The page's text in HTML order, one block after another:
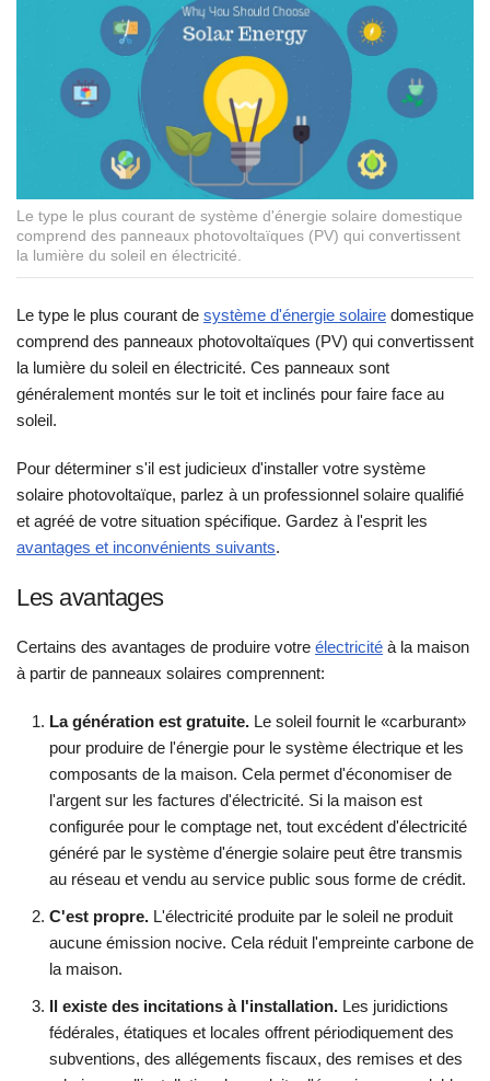
Le type le plus courant de système d'énergie solaire domestique
comprend des panneaux photovoltaïques (PV) qui convertissent
la lumière du soleil en électricité.
Le type le plus courant de système d'énergie solaire domestique
comprend des panneaux photovoltaïques (PV) qui convertissent
la lumière du soleil en électricité. Ces panneaux sont
généralement montés sur le toit et inclinés pour faire face au
soleil.
Pour déterminer s'il est judicieux d'installer votre système
solaire photovoltaïque, parlez à un professionnel solaire qualifié
et agréé de votre situation spécifique. Gardez à l'esprit les
avantages et inconvénients suivants.
Les avantages
Certains des avantages de produire votre électricité à la maison
à partir de panneaux solaires comprennent:
La génération est gratuite. Le soleil fournit le «carburant»
pour produire de l'énergie pour le système électrique et les
composants de la maison. Cela permet d'économiser de
l'argent sur les factures d'électricité. Si la maison est
configurée pour le comptage net, tout excédent d'électricité
généré par le système d'énergie solaire peut être transmis
au réseau et vendu au service public sous forme de crédit.
C'est propre. L'électricité produite par le soleil ne produit
aucune émission nocive. Cela réduit l'empreinte carbone de
la maison.
Il existe des incitations à l'installation. Les juridictions
fédérales, étatiques et locales offrent périodiquement des
subventions, des allégements fiscaux, des remises et des